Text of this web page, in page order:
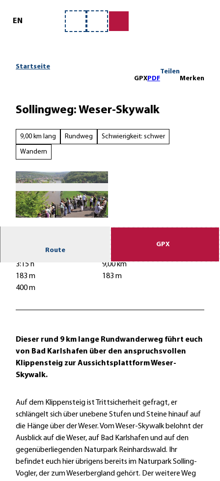
EN
Merkzettel
Suche
Startseite
GPXPDF
Teilen
Merken
Sollingweg: Weser-Skywalk
9,00 km lang Rundweg Schwierigkeit: schwer
Wandern
Route
GPX
3:15 h
9,00 km
183 m
183 m
400 m
Dieser rund 9 km lange Rundwanderweg führt euch
von Bad Karlshafen über den anspruchsvollen
Klippensteig zur Aussichtsplattform Weser-
Skywalk.
Auf dem Klippensteig ist Trittsicherheit gefragt, er
schlängelt sich über unebene Stufen und Steine hinauf auf
die Hänge über der Weser. Vom Weser-Skywalk belohnt der
Ausblick auf die Weser, auf Bad Karlshafen und auf den
gegenüberliegenden Naturpark Reinhardswald. Ihr
befindet euch hier übrigens bereits im Naturpark Solling-
Vogler, der zum Weserbergland gehört. Der weitere Weg